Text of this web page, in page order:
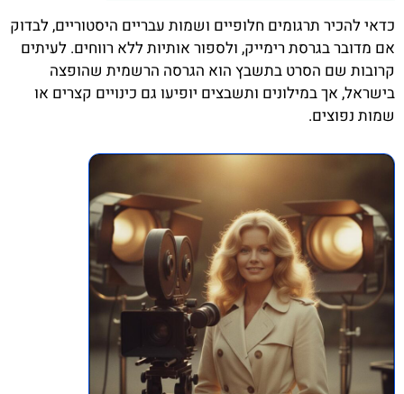
כדאי להכיר תרגומים חלופיים ושמות עבריים היסטוריים, לבדוק
אם מדובר בגרסת רימייק, ולספור אותיות ללא רווחים. לעיתים
קרובות שם הסרט בתשבץ הוא הגרסה הרשמית שהופצה
בישראל, אך במילונים ותשבצים יופיעו גם כינויים קצרים או
שמות נפוצים.